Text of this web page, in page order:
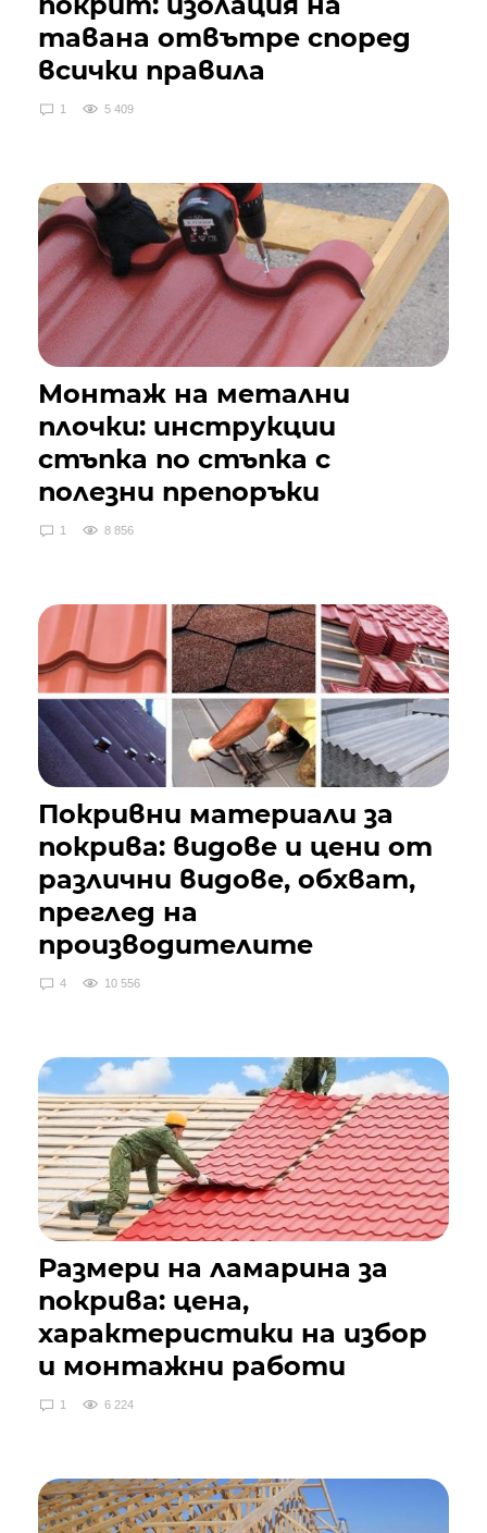
тавана отвътре според
всички правила
1 5 409
Монтаж на метални
плочки: инструкции
стъпка по стъпка с
полезни препоръки
1 8 856
Покривни материали за
покрива: видове и цени от
различни видове, обхват,
преглед на
производителите
4 10 556
Размери на ламарина за
покрива: цена,
характеристики на избор
и монтажни работи
1 6 224